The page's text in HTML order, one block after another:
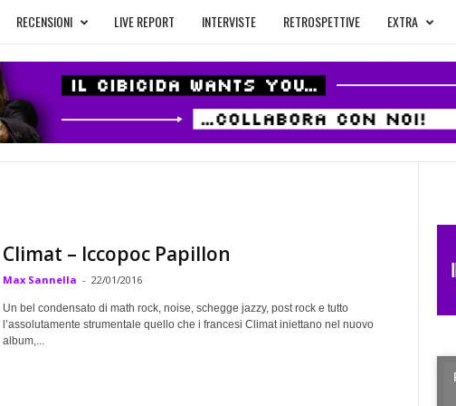
l
C
c
i
RECENSIONI LIVE REPORT INTERVISTE RETROSPETTIVE EXTRA
Climat – Iccopoc Papillon
Max Sannella - 22/01/2016
Un bel condensato di math rock, noise, schegge jazzy, post rock e tutto
l’assolutamente strumentale quello che i francesi Climat iniettano nel nuovo
album,...